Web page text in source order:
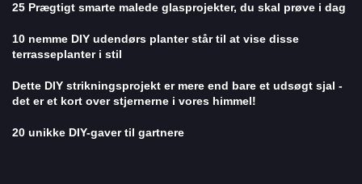
25 Prægtigt smarte malede glasprojekter, du skal prøve i dag
10 nemme DIY udendørs planter står til at vise disse
terrasseplanter i stil
Dette DIY strikningsprojekt er mere end bare et udsøgt sjal -
det er et kort over stjernerne i vores himmel!
20 unikke DIY-gaver til gartnere